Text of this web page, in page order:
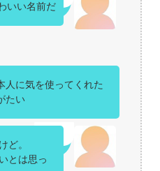
いい名前だ
人に気を使ってくれた
たい
ど。
とは思っ